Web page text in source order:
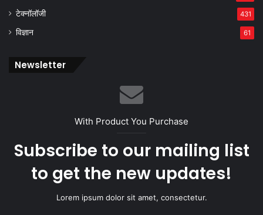
टेक्नॉलॉजी 431
विज्ञान 61
Newsletter
With Product You Purchase
Subscribe to our mailing list
to get the new updates!
Lorem ipsum dolor sit amet, consectetur.